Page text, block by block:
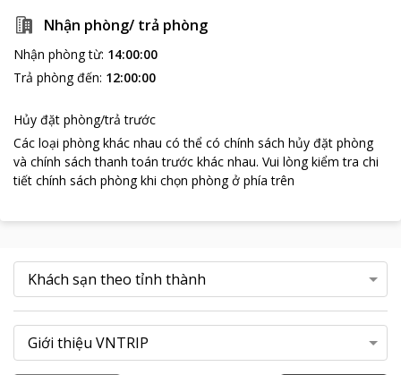
Nhận phòng/ trả phòng
Nhận phòng từ: 14:00:00
Trả phòng đến: 12:00:00
Hủy đặt phòng/trả trước
Các loại phòng khác nhau có thể có chính sách hủy đặt phòng
và chính sách thanh toán trước khác nhau. Vui lòng kiểm tra chi
tiết chính sách phòng khi chọn phòng ở phía trên